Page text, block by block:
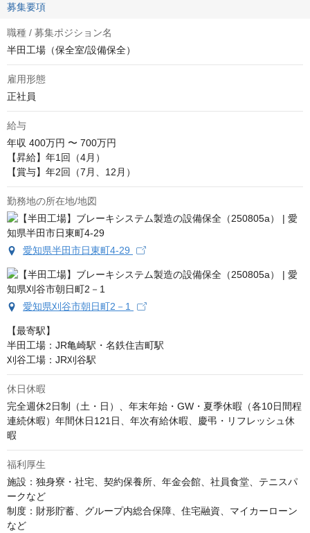
募集要項
職種 / 募集ポジション名
半田工場（保全室/設備保全）
雇用形態
正社員
給与
年収 400万円 〜 700万円
【昇給】年1回（4月）
【賞与】年2回（7月、12月）
勤務地の所在地/地図
愛知県半田市日東町4-29
愛知県刈谷市朝日町2－1
【最寄駅】
半田工場：JR亀崎駅・名鉄住吉町駅
刈谷工場：JR刈谷駅
休日休暇
完全週休2日制（土・日）、年末年始・GW・夏季休暇（各10日間程
連続休暇）年間休日121日、年次有給休暇、慶弔・リフレッシュ休
暇
福利厚生
施設：独身寮・社宅、契約保養所、年金会館、社員食堂、テニスパ
ークなど
制度：財形貯蓄、グループ内総合保障、住宅融資、マイカーローン
など